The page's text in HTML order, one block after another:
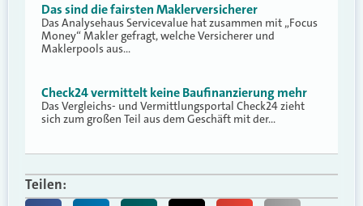
Das sind die fairsten Maklerversicherer
Das Analysehaus Servicevalue hat zusammen mit „Focus
Money“ Makler gefragt, welche Versicherer und
Maklerpools aus…
Check24 vermittelt keine Baufinanzierung mehr
Das Vergleichs- und Vermittlungsportal Check24 zieht
sich zum großen Teil aus dem Geschäft mit der…
Teilen: